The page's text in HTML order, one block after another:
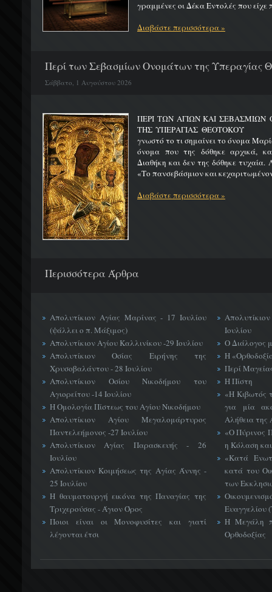
γραμμένες οι Δέκα Εντολές που είχε
Διαβάστε περισσότερα »
Περί των Σεβασμίων Ονομάτων της Υπεραγίας
Σάββατο, 1 Αυγούστου 2026
ΠΕΡΙ ΤΩΝ ΑΓΙΩΝ ΚΑΙ
ΤΗΣ ΥΠΕΡΑΓΙΑΣ ΘΕΟΤΟΚΟΥ
γνωστό το τι σημαίνει το όνομα
όνομα που της δόθηκε αρχικά,
Διαθήκη και δεν της δόθηκε τυχαία.
«Το πανσεβάσμιον και
Διαβάστε περισσότερα »
Περισσότερα Άρθρα
Απολυτίκιον Αγίας Μαρίνας - 17 Ιουλίου
(ψάλλει ο π. Μάξιμος)
Απολυτίκιον Αγίου Καλλινίκου -29 Ιουλίου
Απολυτίκιον Οσίας Ειρήνης της
Χρυσοβαλάντου - 28 Ιουλίου
Απολυτίκιον Οσίου Νικοδήμου του
Αγιορείτου -14 Ιουλίου
Η Ομολογία Πίστεως του Αγίου Νικοδήμου
Απολυτίκιον Αγίου Μεγαλομάρτυρος
Παντελεήμονος -27 Ιουλίου
Απολυτίκιον Αγίας Παρασκευής - 26
Ιουλίου
Απολυτίκιον Κοιμήσεως της Αγίας Άννης -
25 Ιουλίου
Η θαυματουργή εικόνα της Παναγίας της
Τριχερούσας - Άγιον Όρος
Ποιοι είναι οι Μονοφυσίτες και γιατί
λέγονται έτσι
Ιουλίου
Ο Διάλογος
Η
Περί
Η Πίστη
«H Κιβωτός
για μία
Αλήθεια της
«Ο Πύρινος
η Κόλαση
«Κατά
κατά του
των
Ευαγγελίου
Η Μεγάλη
Ορθοδοξίας